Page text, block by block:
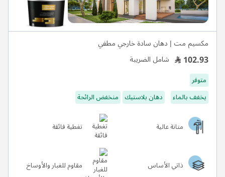
مكسيم مت | دهان سادة خارجي مطفي
102.93 شامل الضريبة
متوفر
يخفف بالماء
دهان بلاستيك منخفض الرائحة
متانة عالية تغطية فائقة
ذاتي الأساس مقاوم للغبار والأوساخ